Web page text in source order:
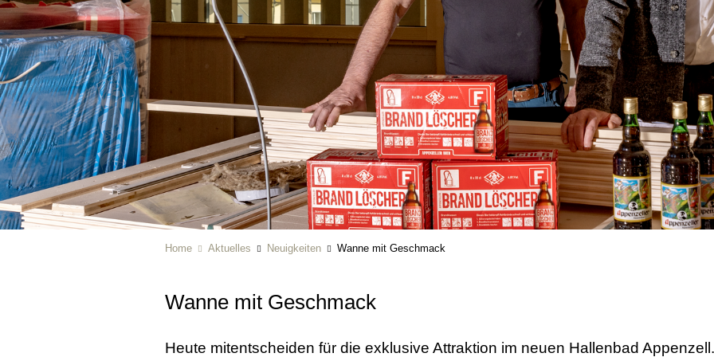
Home Aktuelles Neuigkeiten Wanne mit Geschmack
Wanne mit Geschmack
Heute mitentscheiden für die exklusive Attraktion im neuen Hallenbad Appenzell.